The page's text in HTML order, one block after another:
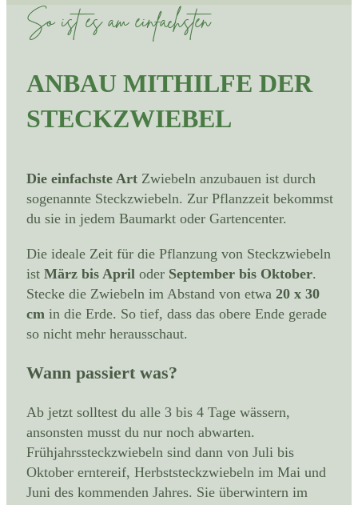
So ist es am einfachsten
ANBAU MITHILFE DER
STECKZWIEBEL
Die einfachste Art Zwiebeln anzubauen ist durch
sogenannte Steckzwiebeln. Zur Pflanzzeit bekommst
du sie in jedem Baumarkt oder Gartencenter.
Die ideale Zeit für die Pflanzung von Steckzwiebeln
ist März bis April oder September bis Oktober.
Stecke die Zwiebeln im Abstand von etwa 20 x 30
cm in die Erde. So tief, dass das obere Ende gerade
so nicht mehr herausschaut.
Wann passiert was?
Ab jetzt solltest du alle 3 bis 4 Tage wässern,
ansonsten musst du nur noch abwarten.
Frühjahrssteckzwiebeln sind dann von Juli bis
Oktober erntereif, Herbststeckzwiebeln im Mai und
Juni des kommenden Jahres. Sie überwintern im